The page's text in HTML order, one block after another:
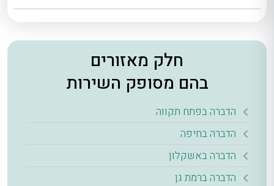
חלק מאזורים
בהם מסופק השירות
הדברה בפתח תקווה
הדברה בחיפה
הדברה באשקלון
הדברה ברמת גן